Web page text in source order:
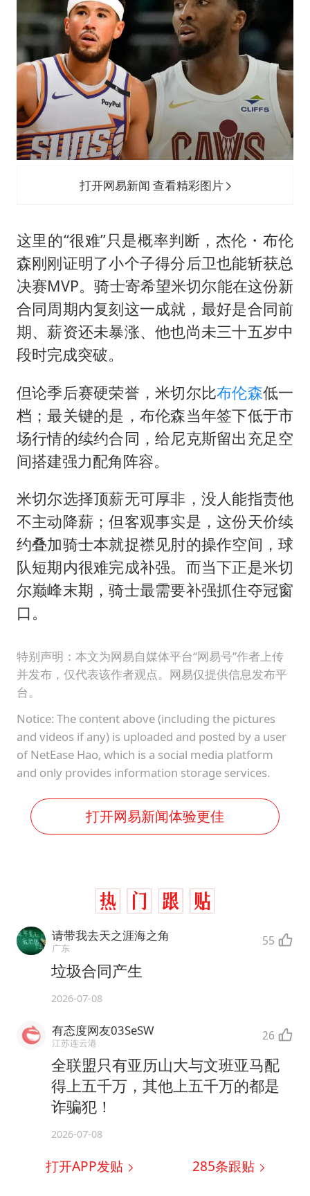
打开网易新闻 查看精彩图片
这里的“很难”只是概率判断，杰伦・ 布伦
森刚刚证明了小个子得分后卫也能斩获总
决赛MVP。骑士寄希望米切尔能在这份新
合同周期内复刻这一成就，最好是合同前
期、薪资还未暴涨、他也尚未三十五岁中
段时完成突破。
但论季后赛硬荣誉，米切尔比布伦森低一
档；最关键的是，布伦森当年签下低于市
场行情的续约合同，给尼克斯留出充足空
间搭建强力配角阵容。
米切尔选择顶薪无可厚非，没人能指责他
不主动降薪；但客观事实是，这份天价续
约叠加骑士本就捉襟见肘的操作空间，球
队短期内很难完成补强。而当下正是米切
尔巅峰末期，骑士最需要补强抓住夺冠窗
口。
特别声明：本文为网易自媒体平台“网易号”作者上传
并发布，仅代表该作者观点。网易仅提供信息发布平
台。
Notice: The content above (including the pictures
and videos if any) is uploaded and posted by a user
of NetEase Hao, which is a social media platform
and only provides information storage services.
打开网易新闻体验更佳
请带我去天之涯海之角
广东 55
垃圾合同产生
2026-07-08
有态度网友03SeSW
江苏连云港 26
全联盟只有亚历山大与文班亚马配
得上五千万，其他上五千万的都是
诈骗犯！
2026-07-08
打开APP发贴 285条跟贴